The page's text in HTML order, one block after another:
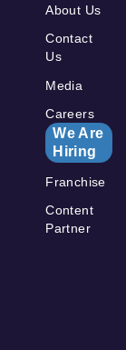
About Us
Contact
Us
Media
Careers
We Are
Hiring
Franchise
Content
Partner